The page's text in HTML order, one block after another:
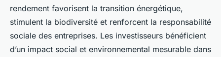
rendement favorisent la transition énergétique,
stimulent la biodiversité et renforcent la responsabilité
sociale des entreprises. Les investisseurs bénéficient
d’un impact social et environnemental mesurable dans